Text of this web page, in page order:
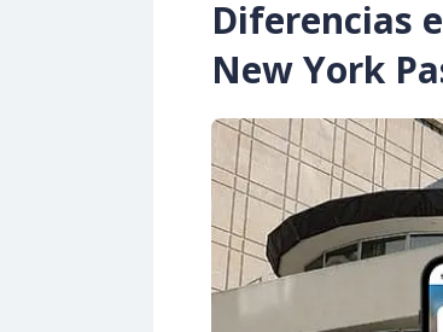
Diferencias
New York